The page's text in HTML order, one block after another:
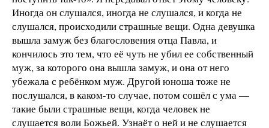
Иногда он слушался, иногда не слушался, и когда не
слушался, происходили страшные вещи. Одна девушка
вышла замуж без благословения отца Павла, и
кончилось это тем, что её чуть не убил ее собственный
муж, за которого она вышла замуж, и она от него
убежала с ребёнком муж. Другой юноша тоже не
послушался, в каком-то случае, потом сошёл с ума —
такие были страшные вещи, когда человек не
слушается воли Божьей. Узнаёт о ней и не слушается